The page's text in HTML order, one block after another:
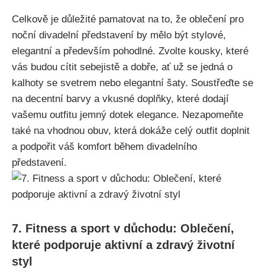
Celkově⁤ je důležité pamatovat na to, že⁤ oblečení‌ pro
noční⁤ divadelní představení​ by⁢ mělo být stylové,
elegantní a především pohodlné. Zvolte kousky, které
vás budou cítit sebejistě a dobře,⁢ ať už⁣ se jedná o
kalhoty ​se svetrem nebo​ elegantní šaty. Soustřeďte‍ se
na decentní barvy a vkusné doplňky, které dodají
vašemu outfitu jemný dotek elegance. Nezapomeňte
také na vhodnou obuv, která dokáže celý outfit doplnit
a⁣ podpořit váš komfort během divadelního
představení.
7. Fitness a sport v důchodu: Oblečení,⁣
které ⁣podporuje aktivní a ⁤zdravý životní
styl